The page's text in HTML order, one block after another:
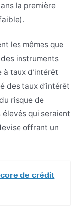
la première
les mêmes que
instruments
à taux d’intérêt
des taux d’intérêt
risque de
élevés qui seraient
offrant un
de crédit